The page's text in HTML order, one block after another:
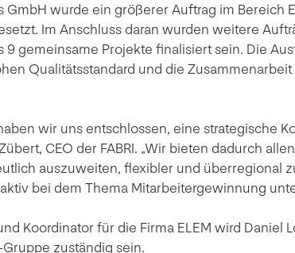
GmbH wurde ein größerer Auftrag im Bereich
Im Anschluss daran wurden weitere
gemeinsame Projekte finalisiert sein. Die
Qualitätsstandard und die
wir uns entschlossen, eine strategische
CEO der FABRI. „Wir bieten dadurch
auszuweiten, flexibler und überregional
bei dem Thema Mitarbeitergewinnung
Koordinator für die Firma ELEM wird Daniel
zuständig sein.